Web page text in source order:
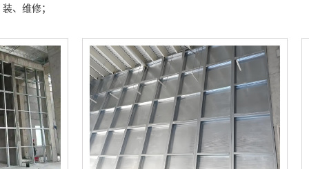
装、维修；